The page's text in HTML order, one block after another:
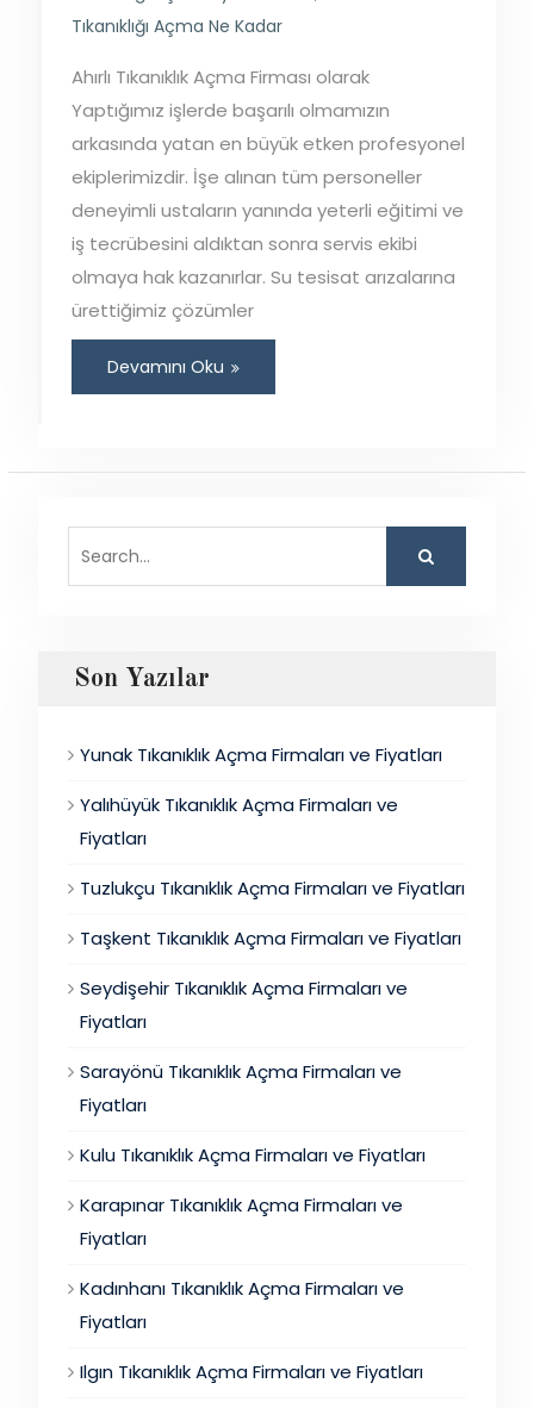
Tıkanıklığı Açma Ne Kadar
Ahırlı Tıkanıklık Açma Firması olarak
Yaptığımız işlerde başarılı olmamızın
arkasında yatan en büyük etken profesyonel
ekiplerimizdir. İşe alınan tüm personeller
deneyimli ustaların yanında yeterli eğitimi ve
iş tecrübesini aldıktan sonra servis ekibi
olmaya hak kazanırlar. Su tesisat arızalarına
ürettiğimiz çözümler
Devamını Oku
Son Yazılar
Yunak Tıkanıklık Açma Firmaları ve Fiyatları
Yalıhüyük Tıkanıklık Açma Firmaları ve
Fiyatları
Tuzlukçu Tıkanıklık Açma Firmaları ve Fiyatları
Taşkent Tıkanıklık Açma Firmaları ve Fiyatları
Seydişehir Tıkanıklık Açma Firmaları ve
Fiyatları
Sarayönü Tıkanıklık Açma Firmaları ve
Fiyatları
Kulu Tıkanıklık Açma Firmaları ve Fiyatları
Karapınar Tıkanıklık Açma Firmaları ve
Fiyatları
Kadınhanı Tıkanıklık Açma Firmaları ve
Fiyatları
Ilgın Tıkanıklık Açma Firmaları ve Fiyatları